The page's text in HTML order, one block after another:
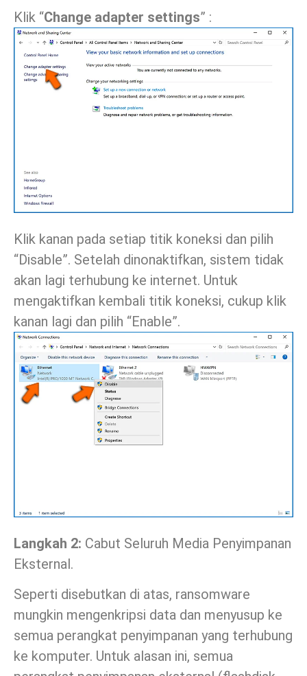
Klik “Change adapter settings” :
Klik kanan pada setiap titik koneksi dan pilih
“Disable”. Setelah dinonaktifkan, sistem tidak
akan lagi terhubung ke internet. Untuk
mengaktifkan kembali titik koneksi, cukup klik
kanan lagi dan pilih “Enable”.
Langkah 2: Cabut Seluruh Media Penyimpanan
Eksternal.
Seperti disebutkan di atas, ransomware
mungkin mengenkripsi data dan menyusup ke
semua perangkat penyimpanan yang terhubung
ke komputer. Untuk alasan ini, semua